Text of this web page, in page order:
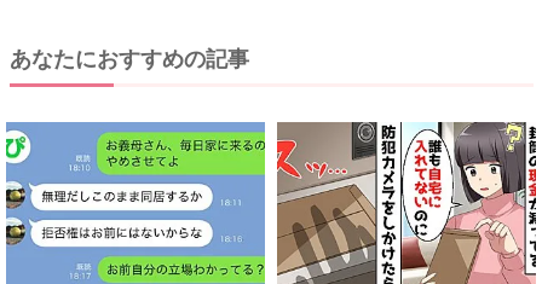
あなたにおすすめの記事